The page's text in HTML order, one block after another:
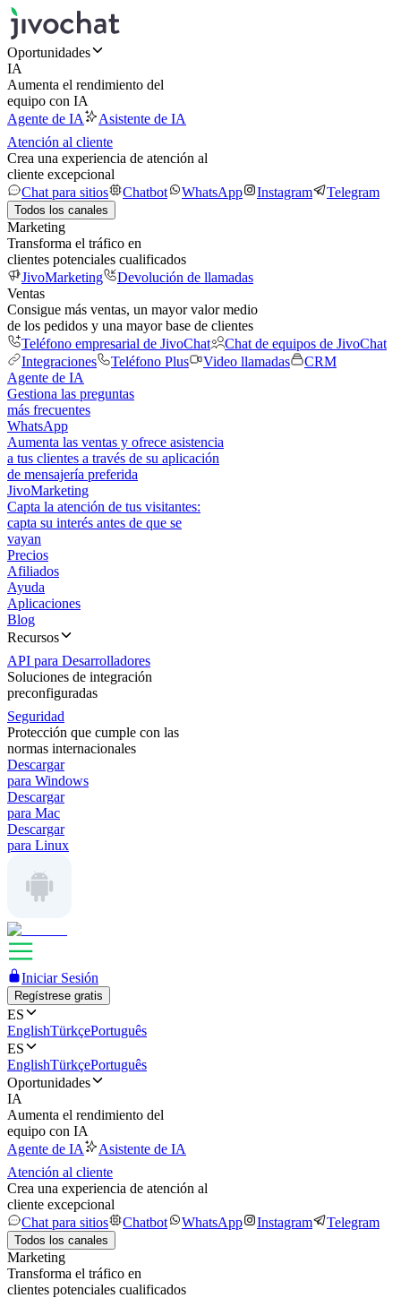
Oportunidades
IA
Aumenta el rendimiento del
equipo con IA
Agente de IA
Asistente de IA
Atención al cliente
Crea una experiencia de atención al
cliente excepcional
Chat para sitios
Chatbot WhatsApp Instagram Telegram
Todos los canales
Marketing
Transforma el tráfico en
clientes potenciales cualificados
JivoMarketing
Devolución de llamadas
Ventas
Consigue más ventas, un mayor valor medio
de los pedidos y una mayor base de clientes
Teléfono empresarial de JivoChat
Chat de equipos de JivoChat
Integraciones
Teléfono Plus Video llamadas
CRM
Agente de IA
Gestiona las preguntas
más frecuentes
WhatsApp
Aumenta las ventas y ofrece asistencia
a tus clientes a través de su aplicación
de mensajería preferida
JivoMarketing
Capta la atención de tus visitantes:
capta su interés antes de que se
vayan
Precios
Afiliados
Ayuda
Aplicaciones
Blog
Recursos
API para Desarrolladores
Soluciones de integración
preconfiguradas
Seguridad
Protección que cumple con las
normas internacionales
Descargar
para Windows
Descargar
para Mac
Descargar
para Linux
Iniciar Sesión
Regístrese gratis
ES
EnglishTürkçePortuguês
ES
EnglishTürkçePortuguês
Oportunidades
IA
Aumenta el rendimiento del
equipo con IA
Agente de IA
Asistente de IA
Atención al cliente
Crea una experiencia de atención al
cliente excepcional
Chat para sitios
Chatbot WhatsApp Instagram Telegram
Todos los canales
Marketing
Transforma el tráfico en
clientes potenciales cualificados